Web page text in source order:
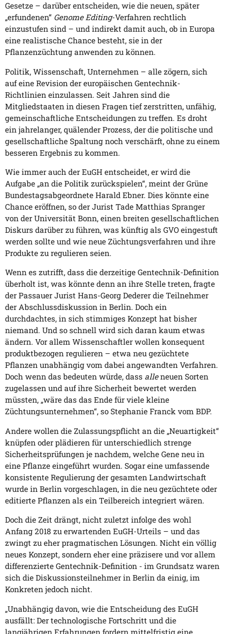
Gesetze – darüber entscheiden, wie die neuen, später
„erfundenen“ Genome Editing-Verfahren rechtlich
einzustufen sind – und indirekt damit auch, ob in Europa
eine realistische Chance besteht, sie in der
Pflanzenzüchtung anwenden zu können.
Politik, Wissenschaft, Unternehmen – alle zögern, sich
auf eine Revision der europäischen Gentechnik-
Richtlinien einzulassen. Seit Jahren sind die
Mitgliedstaaten in diesen Fragen tief zerstritten, unfähig,
gemeinschaftliche Entscheidungen zu treffen. Es droht
ein jahrelanger, quälender Prozess, der die politische und
gesellschaftliche Spaltung noch verschärft, ohne zu einem
besseren Ergebnis zu kommen.
Wie immer auch der EuGH entscheidet, er wird die
Aufgabe „an die Politik zurückspielen“, meint der Grüne
Bundestagsabgeordnete Harald Ebner. Dies könnte eine
Chance eröffnen, so der Jurist Tade Matthias Spranger
von der Universität Bonn, einen breiten gesellschaftlichen
Diskurs darüber zu führen, was künftig als GVO eingestuft
werden sollte und wie neue Züchtungsverfahren und ihre
Produkte zu regulieren seien.
Wenn es zutrifft, dass die derzeitige Gentechnik-Definition
überholt ist, was könnte denn an ihre Stelle treten, fragte
der Passauer Jurist Hans-Georg Dederer die Teilnehmer
der Abschlussdiskussion in Berlin. Doch ein
durchdachtes, in sich stimmiges Konzept hat bisher
niemand. Und so schnell wird sich daran kaum etwas
ändern. Vor allem Wissenschaftler wollen konsequent
produktbezogen regulieren – etwa neu gezüchtete
Pflanzen unabhängig vom dabei angewandten Verfahren.
Doch wenn das bedeuten würde, dass alleneuen Sorten
zugelassen und auf ihre Sicherheit bewertet werden
müssten, „wäre das das Ende für viele kleine
Züchtungsunternehmen“, so Stephanie Franck vom BDP.
Andere wollen die Zulassungspflicht an die „Neuartigkeit“
knüpfen oder plädieren für unterschiedlich strenge
Sicherheitsprüfungen je nachdem, welche Gene neu in
eine Pflanze eingeführt wurden. Sogar eine umfassende
konsistente Regulierung der gesamten Landwirtschaft
wurde in Berlin vorgeschlagen, in die neu gezüchtete oder
editierte Pflanzen als ein Teilbereich integriert wären.
Doch die Zeit drängt, nicht zuletzt infolge des wohl
Anfang 2018 zu erwartenden EuGH-Urteils – und das
zwingt zu eher pragmatischen Lösungen. Nicht ein völlig
neues Konzept, sondern eher eine präzisere und vor allem
differenzierte Gentechnik-Definition - im Grundsatz waren
sich die Diskussionsteilnehmer in Berlin da einig, im
Konkreten jedoch nicht.
„Unabhängig davon, wie die Entscheidung des EuGH
ausfällt: Der technologische Fortschritt und die
langjährigen Erfahrungen fordern mittelfristig eine